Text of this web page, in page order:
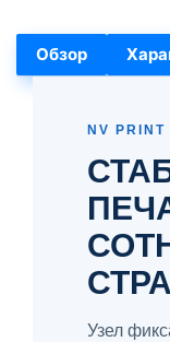
Обзор
NV
Узел